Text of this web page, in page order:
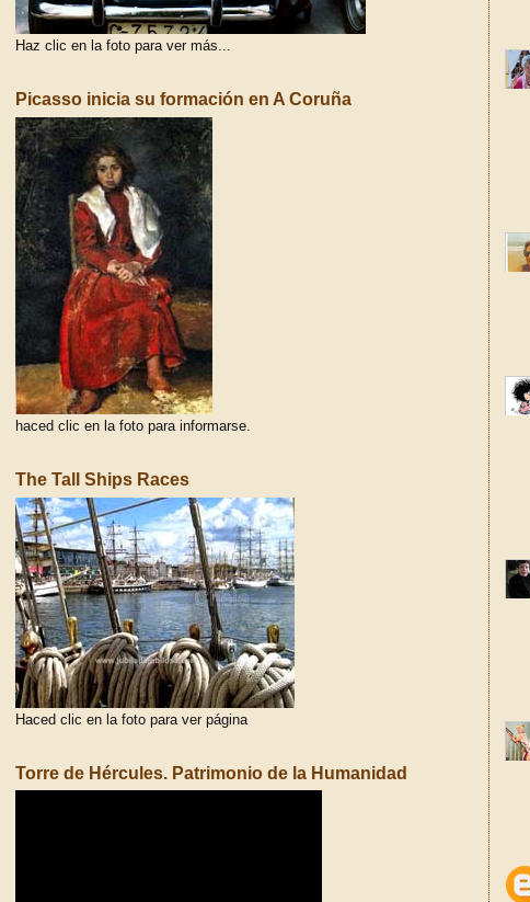
Haz clic en la foto para ver más...
Picasso inicia su formación en A Coruña
haced clic en la foto para informarse.
The Tall Ships Races
Haced clic en la foto para ver página
Torre de Hércules. Patrimonio de la Humanidad